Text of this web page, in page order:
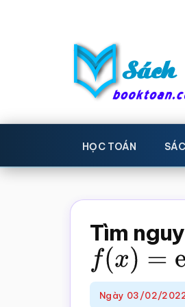
Sách
Toán
-
Học
toán
Học
toán,
toán,
Sách
khoa
Toán,
HỌC TOÁN
Tìm
f(x)= ex (
Ngày 03/02/